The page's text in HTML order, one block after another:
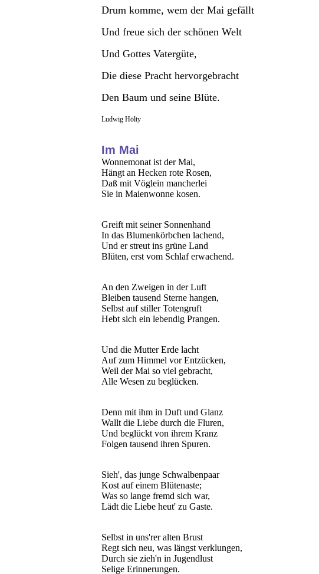
Drum komme, wem der Mai gefällt
Und freue sich der schönen Welt
Und Gottes Vatergüte,
Die diese Pracht hervorgebracht
Den Baum und seine Blüte.
Ludwig Hölty
Im Mai
Wonnemonat ist der Mai,
Hängt an Hecken rote Rosen,
Daß mit Vöglein mancherlei
Sie in Maienwonne kosen.
Greift mit seiner Sonnenhand
In das Blumenkörbchen lachend,
Und er streut ins grüne Land
Blüten, erst vom Schlaf erwachend.
An den Zweigen in der Luft
Bleiben tausend Sterne hangen,
Selbst auf stiller Totengruft
Hebt sich ein lebendig Prangen.
Und die Mutter Erde lacht
Auf zum Himmel vor Entzücken,
Weil der Mai so viel gebracht,
Alle Wesen zu beglücken.
Denn mit ihm in Duft und Glanz
Wallt die Liebe durch die Fluren,
Und beglückt von ihrem Kranz
Folgen tausend ihren Spuren.
Sieh', das junge Schwalbenpaar
Kost auf einem Blütenaste;
Was so lange fremd sich war,
Lädt die Liebe heut' zu Gaste.
Selbst in uns'rer alten Brust
Regt sich neu, was längst verklungen,
Durch sie zieh'n in Jugendlust
Selige Erinnerungen.